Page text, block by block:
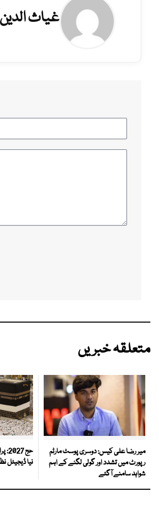
غیاث الدین
متعلقہ خبریں
میر رضا علی کیس: دوسری پوسٹ مارٹم
رپورٹ میں تشدد اور گولی لگنے کے اہم
شواہد سامنے آگئے
حج
نیا ڈیجیٹل